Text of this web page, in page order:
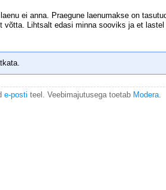
ei anna. Praegune laenumakse on
Lihtsalt edasi minna sooviks ja et
e-posti teel. Veebimajutusega toetab Modera.